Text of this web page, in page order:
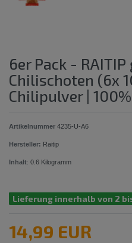
6er Pack -
Chilischoten (6x
Chilipulver |
Artikelnummer 4235-U-A6
Hersteller: Raitip
Inhalt: 0.6 Kilogramm
Lieferung innerhalb von 2
14,99 EUR